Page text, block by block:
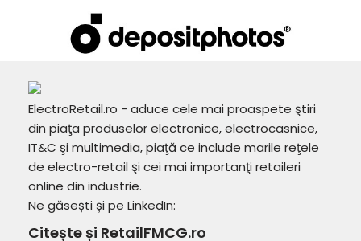
ElectroRetail.ro - aduce cele mai proaspete ştiri
din piaţa produselor electronice, electrocasnice,
IT&C şi multimedia, piaţă ce include marile reţele
de electro-retail şi cei mai importanţi retaileri
online din industrie.
Ne găsești și pe LinkedIn:
Citește și RetailFMCG.ro